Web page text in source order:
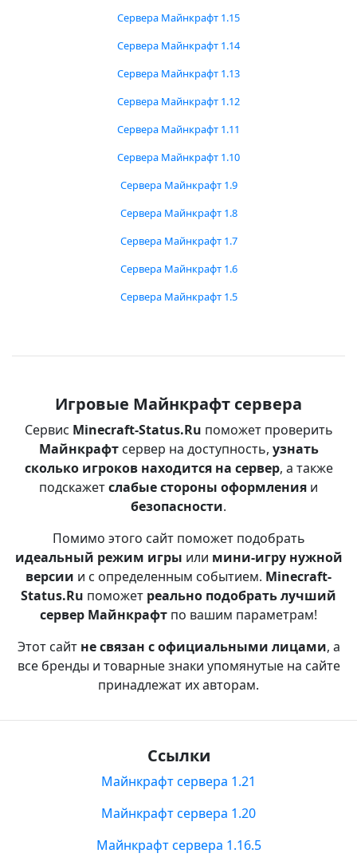
Сервера Майнкрафт 1.15
Сервера Майнкрафт 1.14
Сервера Майнкрафт 1.13
Сервера Майнкрафт 1.12
Сервера Майнкрафт 1.11
Сервера Майнкрафт 1.10
Сервера Майнкрафт 1.9
Сервера Майнкрафт 1.8
Сервера Майнкрафт 1.7
Сервера Майнкрафт 1.6
Сервера Майнкрафт 1.5
Игровые Майнкрафт сервера
Сервис Minecraft-Status.Ru поможет проверить
Майнкрафтсервер на доступность, узнать
сколько игроков находится на сервер, а также
подскажетслабые стороны оформления и
безопасности.
Помимо этого сайт поможет подобрать
идеальный режим игры или мини-игру нужной
версии и с определенным событием. Minecraft-
Status.Ru поможет реально подобрать лучший
сервер Майнкрафт по вашим параметрам!
Этот сайт не связан с официальными лицами, а
все бренды и товарные знаки упомянутые на сайте
принадлежат их авторам.
Ссылки
Майнкрафт сервера 1.21
Майнкрафт сервера 1.20
Майнкрафт сервера 1.16.5